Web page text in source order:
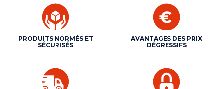
PRODUITS NORMÉS ET
SÉCURISÉS
AVANTAGES DES PRIX
DÉGRESSIFS